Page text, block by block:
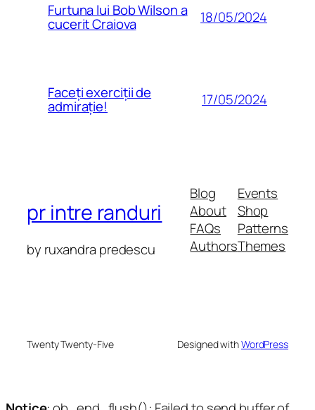
Furtuna lui Bob Wilson a
cucerit Craiova 18/05/2024
Faceți exerciții de
admirație! 17/05/2024
pr intre randuri
by ruxandra predescu
Blog
About
FAQs
Authors
Events
Shop
Patterns
Themes
Twenty Twenty-Five Designed withWordPress